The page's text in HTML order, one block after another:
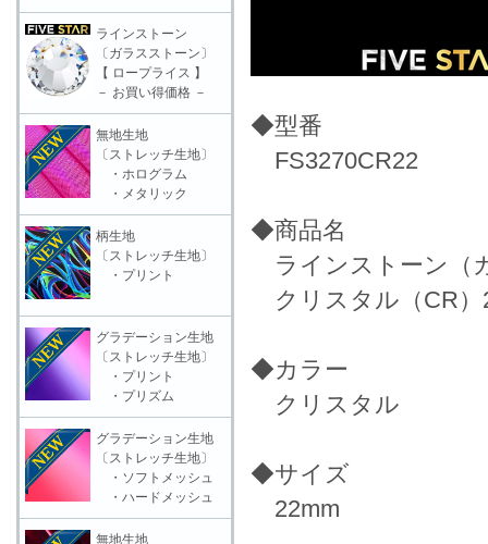
◆型番
FS3270CR22
◆商品名
ラインストーン（
クリスタル（CR）
◆カラー
クリスタル
◆サイズ
22mm
ラインストーン
〔ガラスストーン〕
【 ロープライス 】
－ お買い得価格 －
無地生地
〔ストレッチ生地〕
・ホログラム
・メタリック
柄生地
〔ストレッチ生地〕
・プリント
グラデーション生地
〔ストレッチ生地〕
・プリント
・プリズム
グラデーション生地
〔ストレッチ生地〕
・ソフトメッシュ
・ハードメッシュ
無地生地